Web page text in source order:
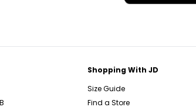
Shopping With JD
Size Guide
Find a Store